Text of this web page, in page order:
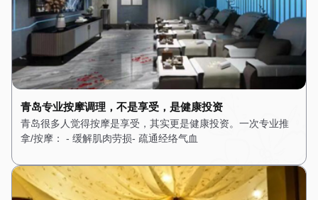
青岛专业按摩调理，不是享受，是健康投资
青岛很多人觉得按摩是享受，其实更是健康投资。一次专业推
拿/按摩： - 缓解肌肉劳损- 疏通经络气血